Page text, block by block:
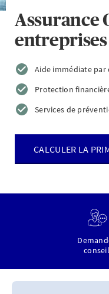
Assurance
entreprises
Aide immédiate par
Protection
Services de
CALCULER LA
conseil